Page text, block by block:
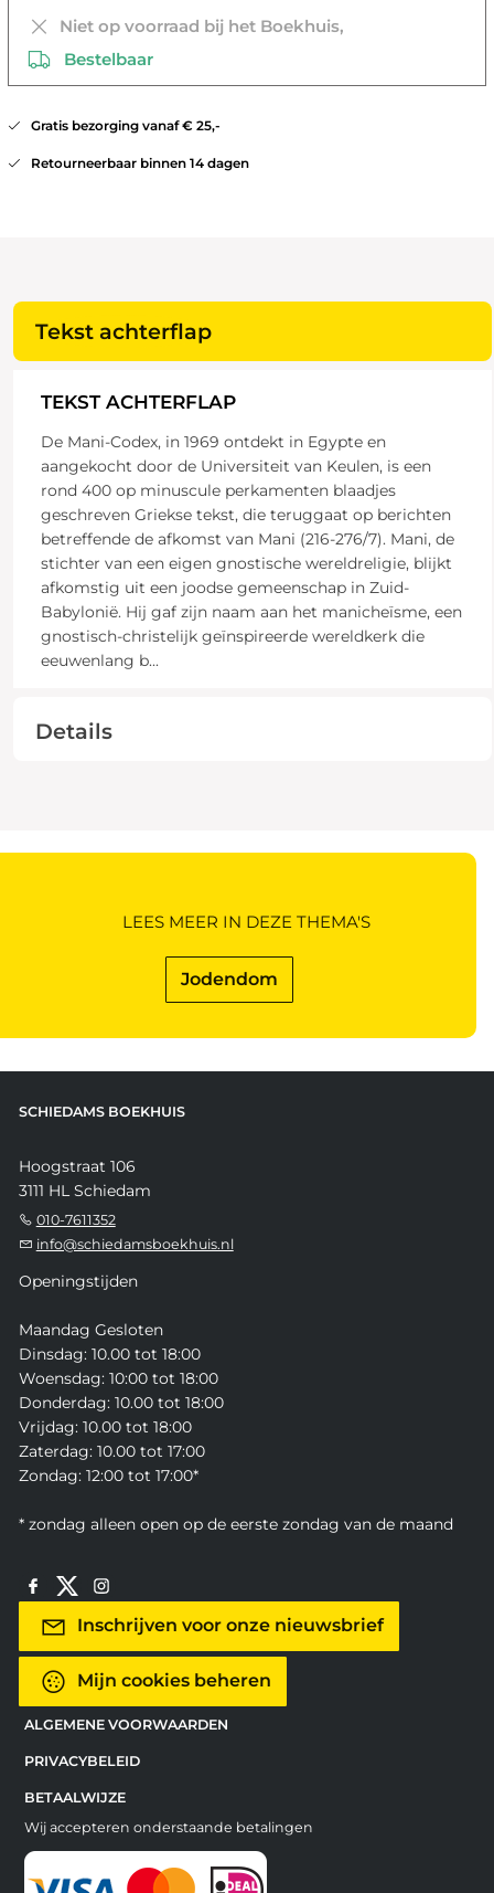
Niet op voorraad bij het Boekhuis,
Bestelbaar
Gratis bezorging vanaf € 25,-
Retourneerbaar binnen 14 dagen
Tekst achterflap
TEKST ACHTERFLAP
De Mani-Codex, in 1969 ontdekt in Egypte en
aangekocht door de Universiteit van Keulen, is een
rond 400 op minuscule perkamenten blaadjes
geschreven Griekse tekst, die teruggaat op berichten
betreffende de afkomst van Mani (216-276/7). Mani, de
stichter van een eigen gnostische wereldreligie, blijkt
afkomstig uit een joodse gemeenschap in Zuid-
Babylonië. Hij gaf zijn naam aan het manicheïsme, een
gnostisch-christelijk geïnspireerde wereldkerk die
eeuwenlang b...
Details
Jodendom
LEES MEER IN DEZE THEMA'S
SCHIEDAMS BOEKHUIS
Hoogstraat 106
3111 HL Schiedam
010-7611352
info@schiedamsboekhuis.nl
Openingstijden
Maandag Gesloten
Dinsdag: 10.00 tot 18:00
Woensdag: 10:00 tot 18:00
Donderdag: 10.00 tot 18:00
Vrijdag: 10.00 tot 18:00
Zaterdag: 10.00 tot 17:00
Zondag: 12:00 tot 17:00*
* zondag alleen open op de eerste zondag van de maand
Inschrijven voor onze nieuwsbrief
Mijn cookies beheren
ALGEMENE VOORWAARDEN
PRIVACYBELEID
BETAALWIJZE
Wij accepteren onderstaande betalingen